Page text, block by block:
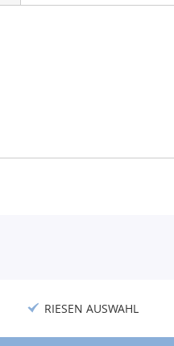
RIESEN AUSWAHL